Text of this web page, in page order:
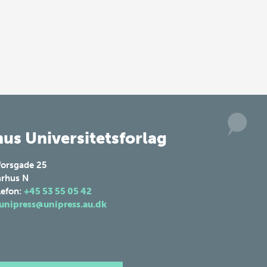
Universitetsforlag
25
N
+45 53 55 05 42
unipress@unipress.au.dk